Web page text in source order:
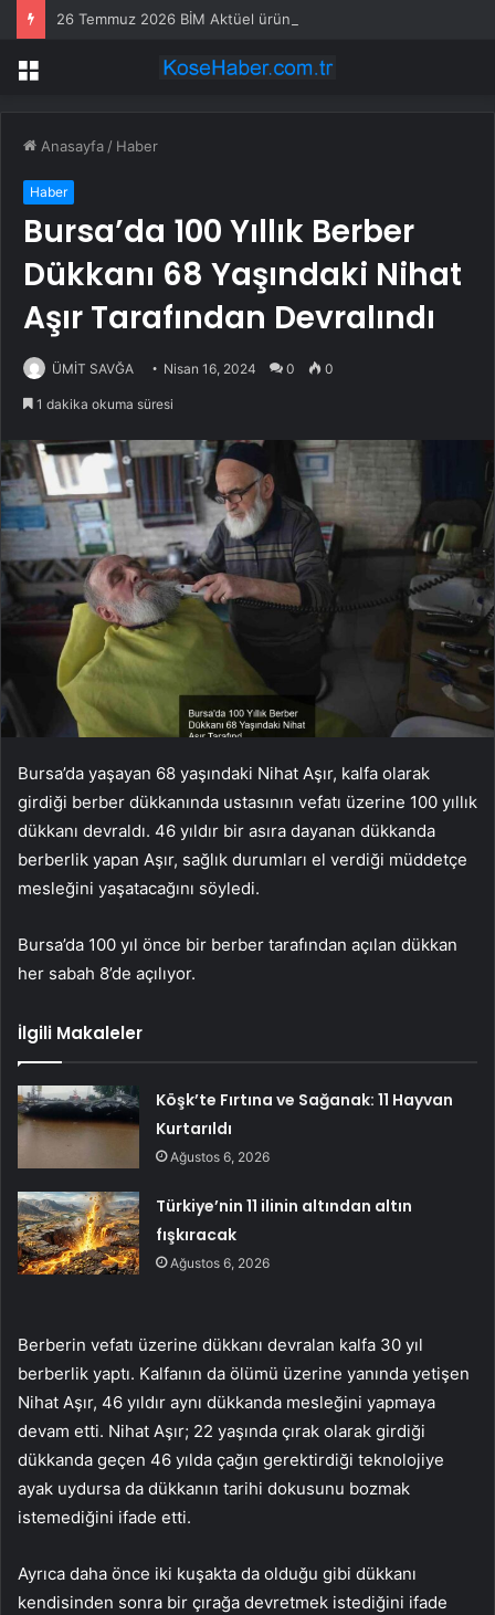
Menü
Anasayfa / Haber
Haber
Bursa’da 100 Yıllık Berber
Dükkanı 68 Yaşındaki Nihat
Aşır Tarafından Devralındı
ÜMİT SAVĞA Nisan 16, 2024 0 0
1 dakika okuma süresi
Bursa’da yaşayan 68 yaşındaki Nihat Aşır, kalfa olarak
girdiği berber dükkanında ustasının vefatı üzerine 100 yıllık
dükkanı devraldı. 46 yıldır bir asıra dayanan dükkanda
berberlik yapan Aşır, sağlık durumları el verdiği müddetçe
mesleğini yaşatacağını söyledi.
Bursa’da 100 yıl önce bir berber tarafından açılan dükkan
her sabah 8’de açılıyor.
İlgili Makaleler
Köşk’te Fırtına ve Sağanak: 11 Hayvan
Kurtarıldı
Ağustos 6, 2026
Türkiye’nin 11 ilinin altından altın
fışkıracak
Ağustos 6, 2026
Berberin vefatı üzerine dükkanı devralan kalfa 30 yıl
berberlik yaptı. Kalfanın da ölümü üzerine yanında yetişen
Nihat Aşır, 46 yıldır aynı dükkanda mesleğini yapmaya
devam etti. Nihat Aşır; 22 yaşında çırak olarak girdiği
dükkanda geçen 46 yılda çağın gerektirdiği teknolojiye
ayak uydursa da dükkanın tarihi dokusunu bozmak
istemediğini ifade etti.
Ayrıca daha önce iki kuşakta da olduğu gibi dükkanı
kendisinden sonra bir çırağa devretmek istediğini ifade